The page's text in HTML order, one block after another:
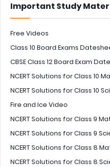
Important Study
Free Videos
Class 10 Board Exams
CBSE Class 12 Board Exam
NCERT Solutions for Class 10
NCERT Solutions for Class 10
Fire and Ice Video
NCERT Solutions for Class 9
NCERT Solutions for Class 9
NCERT Solutions for Class 8
NCERT Solutions for Class 8